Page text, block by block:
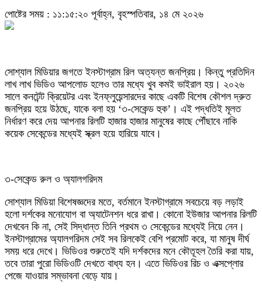
পোষ্টের সময় : ১১:১৫:২০ পূর্বাহ্ন, বৃহস্পতিবার, ১৪ মে ২০২৬
সোশ্যাল মিডিয়ার জগতে ইনস্টাগ্রাম রিল অত্যন্ত জনপ্রিয়। কিন্তু প্রতিদিন
লাখ লাখ ভিডিও আপলোড হলেও তার মধ্যে খুব কমই ভাইরাল হয়। ২০২৬
সালে কনটেন্ট ক্রিয়েটর এবং ইনফ্লুয়েন্সারদের কাছে একটি বিশেষ কৌশল দ্রুত
জনপ্রিয় হয়ে উঠছে, যাকে বলা হয় ‘৩-সেকেন্ড হুক’। এই পদ্ধতিই মূলত
নির্ধারণ করে দেয় আপনার রিলটি হাজার হাজার মানুষের কাছে পৌঁছাবে নাকি
কয়েক সেকেন্ডের মধ্যেই স্ক্রল হয়ে হারিয়ে যাবে।
৩-সেকেন্ড রুল ও অ্যালগরিদম
সোশ্যাল মিডিয়া বিশেষজ্ঞদের মতে, বর্তমানে ইনস্টাগ্রামে সবচেয়ে বড় লড়াই
হলো দর্শকের মনোযোগ বা অ্যাটেনশন ধরে রাখা। কোনো ইউজার আপনার রিলটি
দেখবেন কি না, সেই সিদ্ধান্ত তিনি প্রথম ৩ সেকেন্ডের মধ্যেই নিয়ে নেন।
ইনস্টাগ্রামের অ্যালগরিদম সেই সব রিলকেই বেশি প্রমোট করে, যা মানুষ দীর্ঘ
সময় ধরে দেখে। ভিডিওর শুরুতেই যদি দর্শকদের মনে কৌতূহল তৈরি করা যায়,
তবে তারা পুরো ভিডিওটি দেখতে বাধ্য হন। এতে ভিডিওর রিচ ও এক্সপ্লোর
পেজে যাওয়ার সম্ভাবনা বেড়ে যায়।